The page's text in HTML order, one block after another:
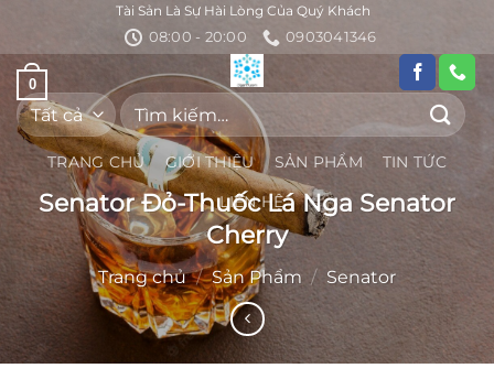
nội
dung
Tài Sản Là Sự Hài Lòng Của Quý Khách
08:00 - 20:00
0903041346
0
Tìm
kiếm:
TRANG CHỦ
GIỚI THIỆU SẢN PHẨM
TIN TỨC
LIÊN HỆ
Senator Đỏ-Thuốc Lá Nga Senator
Cherry
Trang chủ / Sản Phẩm / Senator